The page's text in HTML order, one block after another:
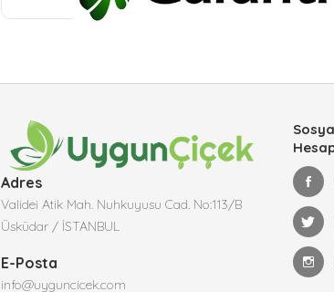
Adres
Validei Atik Mah. Nuhkuyusu Cad. No:113/B
Üsküdar / İSTANBUL
E-Posta
info@uyguncicek.com